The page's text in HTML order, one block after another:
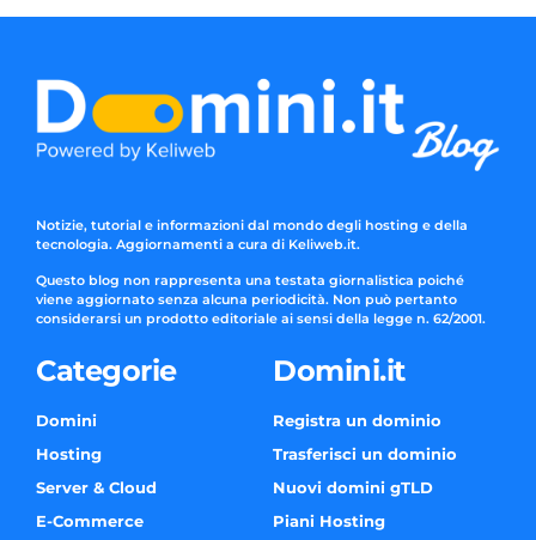
Notizie, tutorial e informazioni dal mondo degli hosting e della
tecnologia. Aggiornamenti a cura di Keliweb.it.
Questo blog non rappresenta una testata giornalistica poiché
viene aggiornato senza alcuna periodicità. Non può pertanto
considerarsi un prodotto editoriale ai sensi della legge n. 62/2001.
Categorie
Domini
Hosting
Server & Cloud
E-Commerce
Domini.it
Registra un dominio
Trasferisci un dominio
Nuovi domini gTLD
Piani Hosting